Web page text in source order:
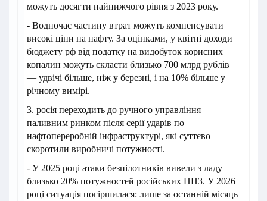
можуть досягти найнижчого рівня з 2023 року.
- Водночас частину втрат можуть компенсувати
високі ціни на нафту. За оцінками, у квітні доходи
бюджету рф від податку на видобуток корисних
копалин можуть скласти близько 700 млрд рублів
— удвічі більше, ніж у березні, і на 10% більше у
річному вимірі.
3. росія переходить до ручного управління
паливним ринком після серії ударів по
нафтопереробній інфраструктурі, які суттєво
скоротили виробничі потужності.
- У 2025 році атаки безпілотників вивели з ладу
близько 20% потужностей російських НПЗ. У 2026
році ситуація погіршилася: лише за останній місяць